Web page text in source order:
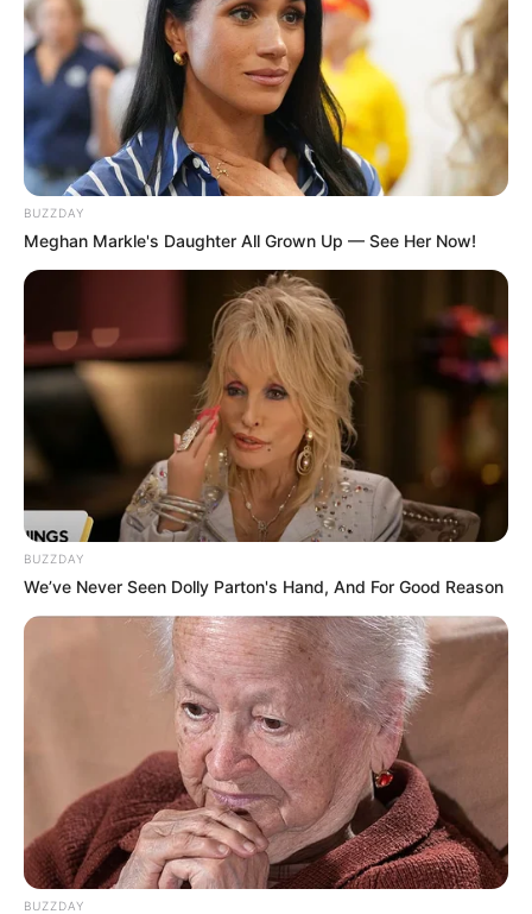
Puzzle
Deutschlandweit Veranstaltung kostenlos
eintragen:
Wäre es nicht besser, wenn sich die Präsidenten und
Generäle mit Knüppeln gegenseitig erschlagen würden,
statt mit ihren Herdenarmeen so viele andere Menschen
zu ermorden?
weitere Kalauer
Quermania folgen: Impressum & Kontakt
Smartphone Startseite
BUZZDAY
Meghan Markle's Daughter All Grown Up — See Her Now!
BUZZDAY
We’ve Never Seen Dolly Parton's Hand, And For Good Reason
BUZZDAY